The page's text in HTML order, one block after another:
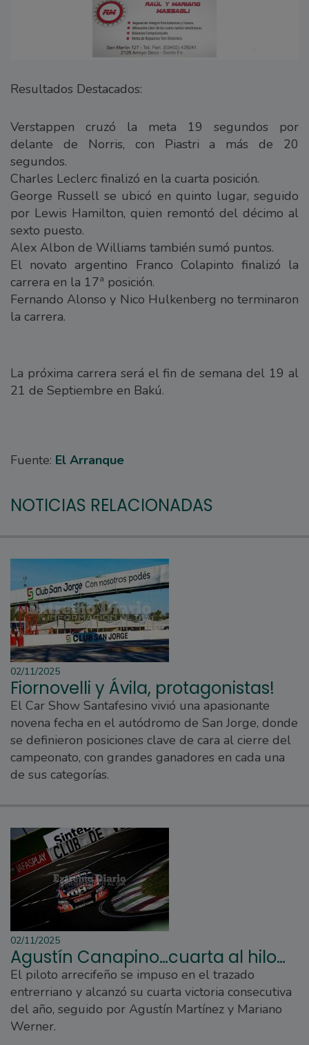
Resultados Destacados:
Verstappen cruzó la meta 19 segundos por
delante de Norris, con Piastri a más de 20
segundos.
Charles Leclerc finalizó en la cuarta posición.
George Russell se ubicó en quinto lugar, seguido
por Lewis Hamilton, quien remontó del décimo al
sexto puesto.
Alex Albon de Williams también sumó puntos.
El novato argentino Franco Colapinto finalizó la
carrera en la 17ª posición.
Fernando Alonso y Nico Hulkenberg no terminaron
la carrera.
La próxima carrera será el fin de semana del 19 al
21 de Septiembre en Bakú.
Fuente: El Arranque
NOTICIAS RELACIONADAS
02/11/2025
Fiornovelli y Ávila, protagonistas!
El Car Show Santafesino vivió una apasionante
novena fecha en el autódromo de San Jorge, donde
se definieron posiciones clave de cara al cierre del
campeonato, con grandes ganadores en cada una
de sus categorías.
02/11/2025
Agustín Canapino…cuarta al hilo…
El piloto arrecifeño se impuso en el trazado
entrerriano y alcanzó su cuarta victoria consecutiva
del año, seguido por Agustín Martínez y Mariano
Werner.